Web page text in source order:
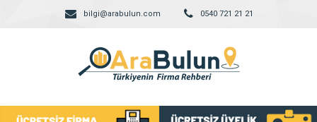
bilgi@arabulun.com 0540 721 21 21